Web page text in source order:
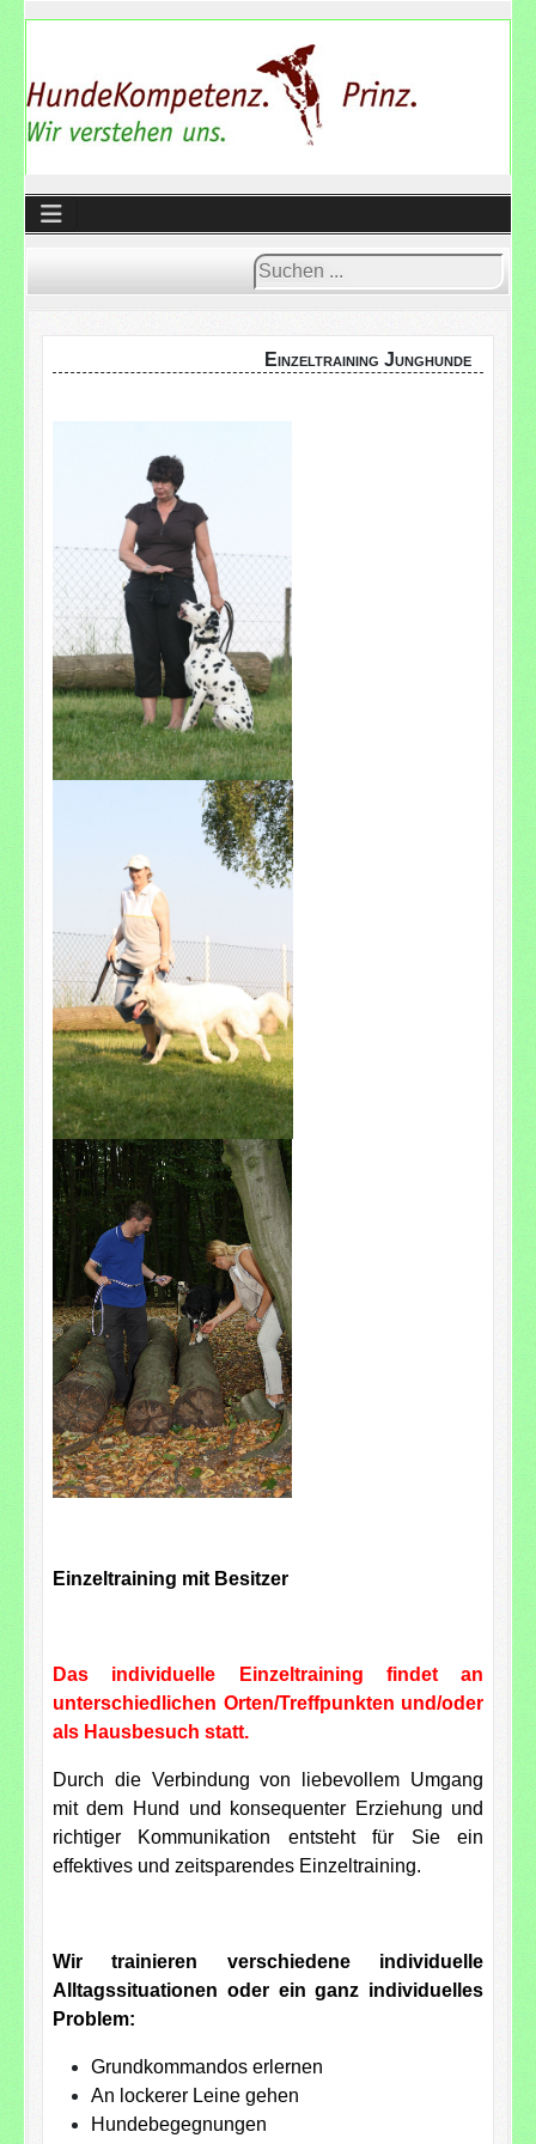
Suchen
...
Einzeltraining Junghunde
Einzeltraining mit Besitzer
Das individuelle Einzeltraining findet an
unterschiedlichen Orten/Treffpunkten und/oder
als Hausbesuch statt.
Durch die Verbindung von liebevollem Umgang
mit dem Hund und konsequenter Erziehung und
richtiger Kommunikation entsteht für Sie ein
effektives und zeitsparendes Einzeltraining.
Wir trainieren verschiedene individuelle
Alltagssituationen oder ein ganz individuelles
Problem:
Grundkommandos erlernen
An lockerer Leine gehen
Hundebegegnungen